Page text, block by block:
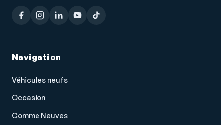
Navigation
Véhicules neufs
Occasion
Comme Neuves